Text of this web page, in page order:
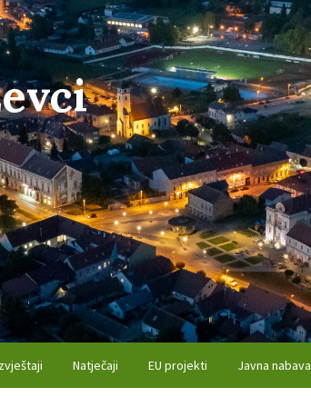
Natječaji EU projekti Javna nabava